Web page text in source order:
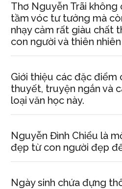
Thơ Nguyễn Trãi không
tầm vóc tư tưởng mà
nhạy cảm rất giàu chất
con người và thiên nhiên
Giới thiệu các đặc điểm
thuyết, truyện ngắn và
loại văn học này.
Nguyễn Đình Chiểu là
đẹp từ con người đẹp
Ngày sinh chứa đựng